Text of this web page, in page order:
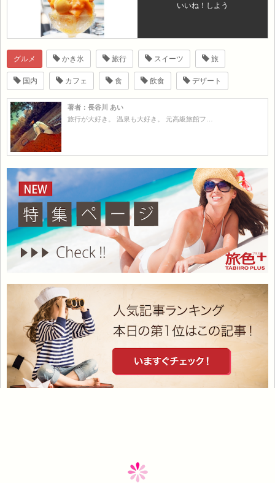
いいね！しよう
グルメ かき氷 旅行 スイーツ 旅
国内 カフェ 食 飲食 デザート
著者：長谷川 あい
旅行が大好き。 温泉も大好き。 元高級旅館フ…